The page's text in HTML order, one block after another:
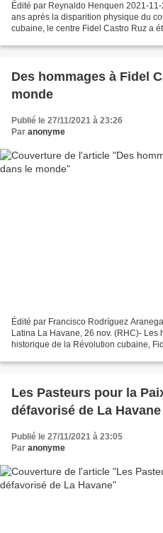
Édité par Reynaldo Henquen 2021-
ans après la disparition physique du
cubaine, le centre Fidel Castro Ruz a
Des hommages à Fidel
monde
Publié le 27/11/2021 à 23:26
Par anonyme
Édité par Francisco Rodríguez
Latina La Havane, 26 nov. (RHC)-
historique de la Révolution cubaine,
Les Pasteurs pour la
défavorisé de La Havane
Publié le 27/11/2021 à 23:05
Par anonyme